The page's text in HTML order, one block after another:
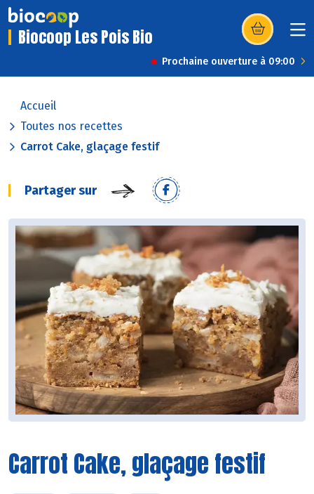
Biocoop Les Pois Bio (s’ouvre dans
Prochaine ouverture à 09:00
Accueil
Toutes nos recettes
Carrot Cake, glaçage festif
Partager sur
Carrot Cake, glaçage festif